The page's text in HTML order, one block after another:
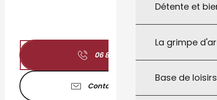
Détente et
La grimpe
Base de
06 81 74 11
Contactez-nous